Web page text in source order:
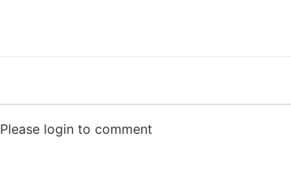
Please login to comment